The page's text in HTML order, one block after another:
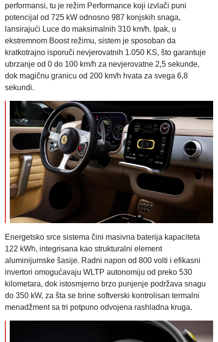
performansi, tu je režim Performance koji izvlači puni
potencijal od 725 kW odnosno 987 konjskih snaga,
lansirajući Luce do maksimalnih 310 km/h. Ipak, u
ekstremnom Boost režimu, sistem je sposoban da
kratkotrajno isporuči nevjerovatnih 1.050 KS, što garantuje
ubrzanje od 0 do 100 km/h za nevjerovatne 2,5 sekunde,
dok magičnu granicu od 200 km/h hvata za svega 6,8
sekundi.
Energetsko srce sistema čini masivna baterija kapaciteta
122 kWh, integrisana kao strukturalni element
aluminijumske šasije. Radni napon od 800 volti i efikasni
invertori omogućavaju WLTP autonomiju od preko 530
kilometara, dok istosmjerno brzo punjenje podržava snagu
do 350 kW, za šta se brine softverski kontrolisan termalni
menadžment sa tri potpuno odvojena rashladna kruga.